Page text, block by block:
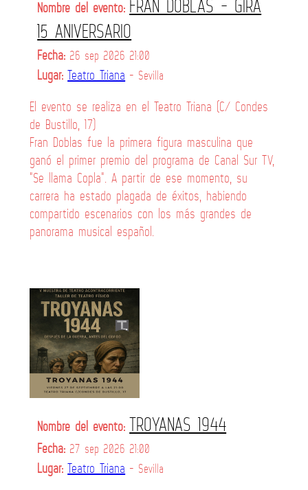
Nombre del evento: FRAN DOBLAS - GIRA
15 ANIVERSARIO
Fecha: 26 sep 2026 21:00
Lugar: Teatro Triana - Sevilla
El evento se realiza en el Teatro Triana (C/ Condes
de Bustillo, 17)
Fran Doblas fue la primera figura masculina que
ganó el primer premio del programa de Canal Sur TV,
"Se llama Copla". A partir de ese momento, su
carrera ha estado plagada de éxitos, habiendo
compartido escenarios con los más grandes de
panorama musical español.
Nombre del evento: TROYANAS 1944
Fecha: 27 sep 2026 21:00
Lugar: Teatro Triana - Sevilla